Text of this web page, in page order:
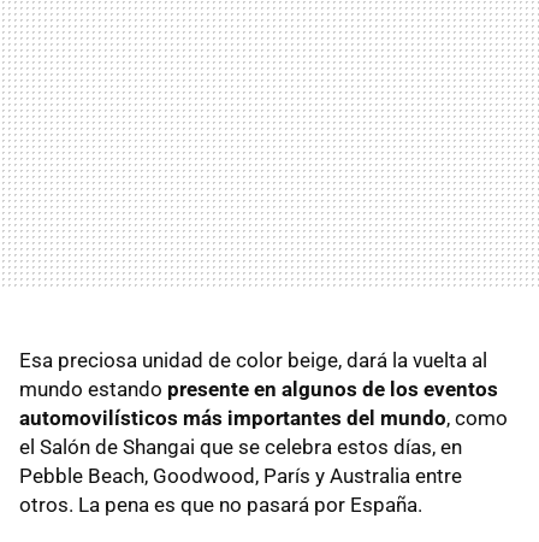
Esa preciosa unidad de color beige, dará la vuelta al
mundo estando presente en algunos de los eventos
automovilísticos más importantes del mundo, como
el Salón de Shangai que se celebra estos días, en
Pebble Beach, Goodwood, París y Australia entre
otros. La pena es que no pasará por España.